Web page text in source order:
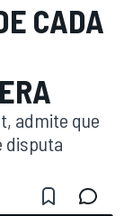
CADA
admite que
disputa